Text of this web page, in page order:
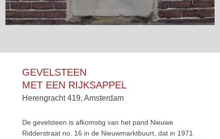
GEVELSTEEN
MET EEN RIJKSAPPEL
Herengracht 419, Amsterdam
De gevelsteen is afkomstig van het pand Nieuwe
Ridderstraat no. 16 in de Nieuwmarktbuurt, dat in 1971